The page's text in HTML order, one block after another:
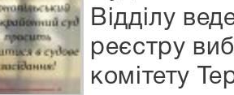
Відділу
реєстру
комітету